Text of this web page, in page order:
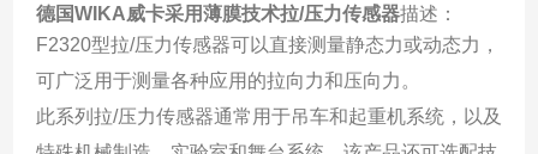
德国WIKA威卡采用薄膜技术拉/压力传感器描述：
F2320型拉/压力传感器可以直接测量静态力或动态力，
可广泛用于测量各种应用的拉向力和压向力。
此系列拉/压力传感器通常用于吊车和起重机系统，以及